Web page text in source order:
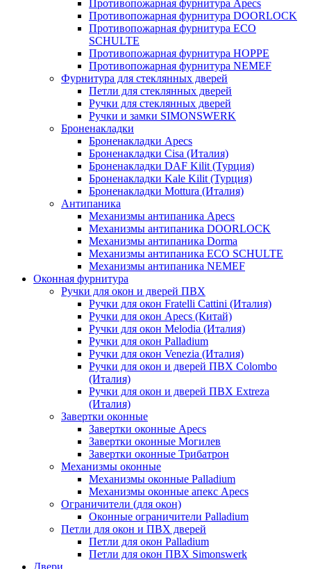
Противопожарная фурнитура Apecs
Противопожарная фурнитура DOORLOCK
Противопожарная фурнитура ECO
SCHULTE
Противопожарная фурнитура HOPPE
Противопожарная фурнитура NEMEF
Фурнитура для стеклянных дверей
Петли для стеклянных дверей
Ручки для стеклянных дверей
Ручки и замки SIMONSWERK
Броненакладки
Броненакладки Apecs
Броненакладки Cisa (Италия)
Броненакладки DAF Kilit (Турция)
Броненакладки Kale Kilit (Турция)
Броненакладки Mottura (Италия)
Антипаника
Механизмы антипаника Apecs
Механизмы антипаника DOORLOCK
Механизмы антипаника Dorma
Механизмы антипаника ECO SCHULTE
Механизмы антипаника NEMEF
Оконная фурнитура
Ручки для окон и дверей ПВХ
Ручки для окон Fratelli Cattini (Италия)
Ручки для окон Apecs (Китай)
Ручки для окон Melodia (Италия)
Ручки для окон Palladium
Ручки для окон Venezia (Италия)
Ручки для окон и дверей ПВХ Colombo
(Италия)
Ручки для окон и дверей ПВХ Extreza
(Италия)
Завертки оконные
Завертки оконные Apecs
Завертки оконные Могилев
Завертки оконные Трибатрон
Механизмы оконные
Механизмы оконные Palladium
Механизмы оконные апекс Apecs
Ограничители (для окон)
Оконные ограничители Palladium
Петли для окон и ПВХ дверей
Петли для окон Palladium
Петли для окон ПВХ Simonswerk
Двери